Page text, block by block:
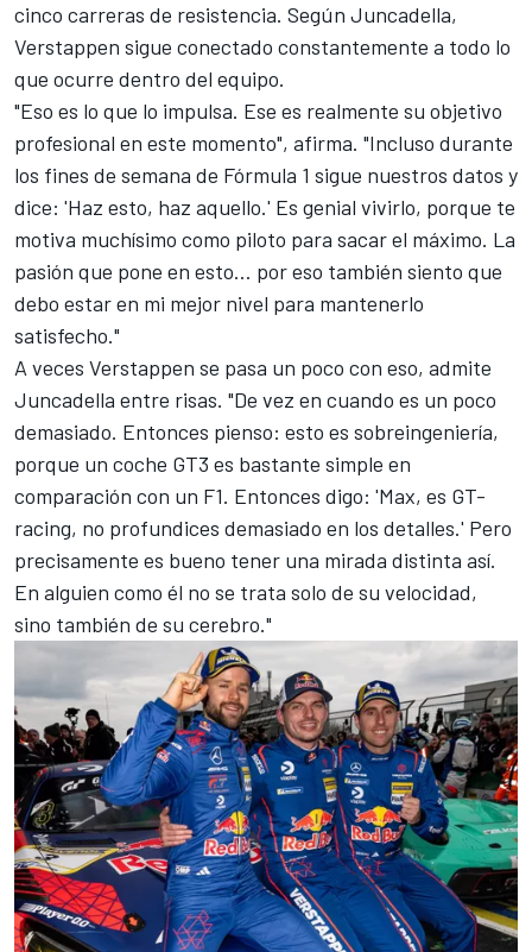
cinco carreras de resistencia. Según Juncadella,
Verstappen sigue conectado constantemente a todo lo
que ocurre dentro del equipo.
"Eso es lo que lo impulsa. Ese es realmente su objetivo
profesional en este momento", afirma. "Incluso durante
los fines de semana de Fórmula 1 sigue nuestros datos y
dice: 'Haz esto, haz aquello.' Es genial vivirlo, porque te
motiva muchísimo como piloto para sacar el máximo. La
pasión que pone en esto… por eso también siento que
debo estar en mi mejor nivel para mantenerlo
satisfecho."
A veces Verstappen se pasa un poco con eso, admite
Juncadella entre risas. "De vez en cuando es un poco
demasiado. Entonces pienso: esto es sobreingeniería,
porque un coche GT3 es bastante simple en
comparación con un F1. Entonces digo: 'Max, es GT-
racing, no profundices demasiado en los detalles.' Pero
precisamente es bueno tener una mirada distinta así.
En alguien como él no se trata solo de su velocidad,
sino también de su cerebro."